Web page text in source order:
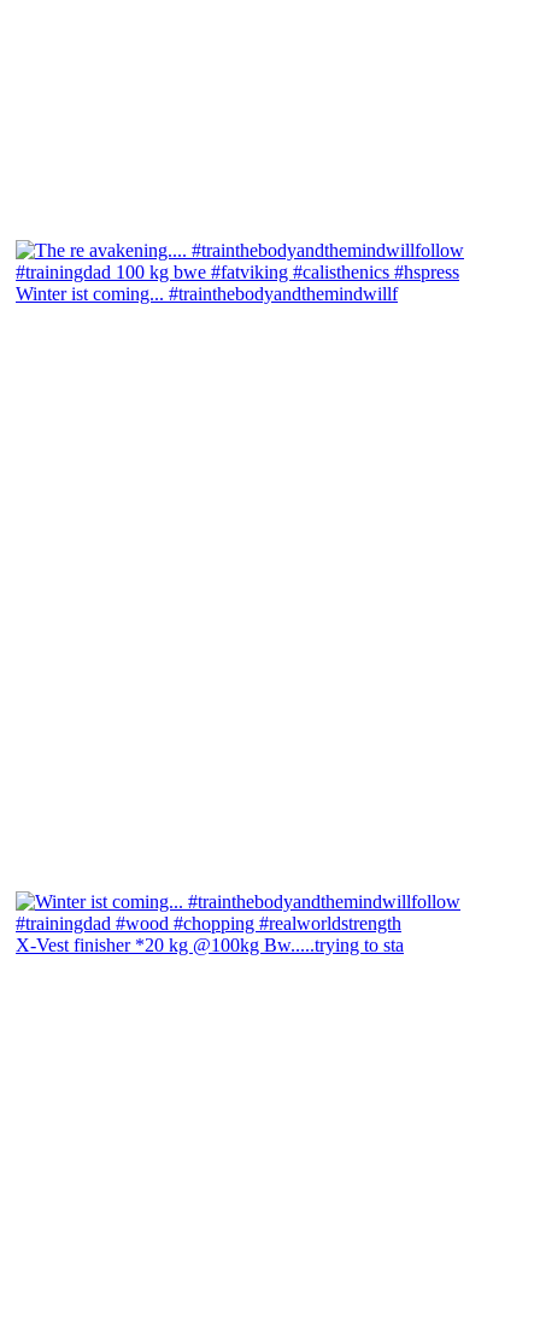
Winter ist coming... #trainthebodyandthemindwillf
X-Vest finisher *20 kg @100kg Bw.....trying to sta